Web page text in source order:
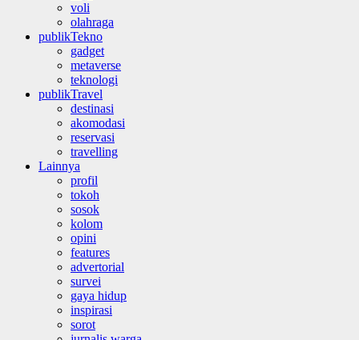
voli
olahraga
publikTekno
gadget
metaverse
teknologi
publikTravel
destinasi
akomodasi
reservasi
travelling
Lainnya
profil
tokoh
sosok
kolom
opini
features
advertorial
survei
gaya hidup
inspirasi
sorot